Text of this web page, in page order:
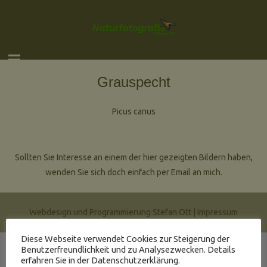
Grauspecht
Picus canus
Sollten Sie Interesse an einem der hier gezeigten Bildern haben,
wenden Sie sich doch einfach per Email an mich.
Webdesign und Programmierung Stefan Ott | Impressum
Diese Webseite verwendet Cookies zur Steigerung der
Benutzerfreundlichkeit und zu Analysezwecken. Details
erfahren Sie in der Datenschutzerklärung.